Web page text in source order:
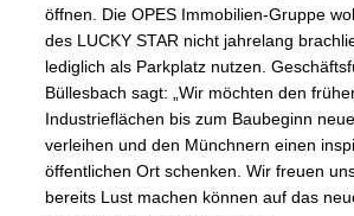
öffnen. Die OPES Immobilien-Gruppe
des LUCKY STAR nicht jahrelang
lediglich als Parkplatz nutzen.
Büllesbach sagt: „Wir möchten den
Industrieflächen bis zum Baubeginn
verleihen und den Münchnern einen
öffentlichen Ort schenken. Wir freuen
bereits Lust machen können auf das